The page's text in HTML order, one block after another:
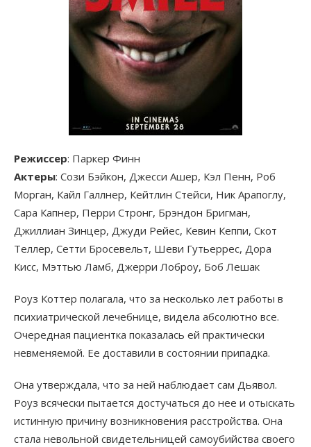
Режиссер: Паркер Финн
Актеры: Сози Бэйкон, Джесси Ашер, Кэл Пенн, Роб
Морган, Кайл Галлнер, Кейтлин Стейси, Ник Арапоглу,
Сара Капнер, Перри Стронг, Брэндон Бригман,
Джиллиан Зинцер, Джуди Рейес, Кевин Кеппи, Скот
Теллер, Сетти Бросевельт, Шеви Гутьеррес, Дора
Кисс, Мэттью Ламб, Джерри Лоброу, Боб Лешак
Роуз Коттер полагала, что за несколько лет работы в
психиатрической лечебнице, видела абсолютно все.
Очередная пациентка показалась ей практически
невменяемой. Ее доставили в состоянии припадка.
Она утверждала, что за ней наблюдает сам Дьявол.
Роуз всячески пытается достучаться до нее и отыскать
истинную причину возникновения расстройства. Она
стала невольной свидетельницей самоубийства своего